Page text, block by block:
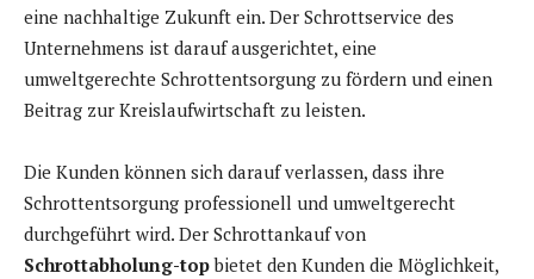
eine nachhaltige Zukunft ein. Der Schrottservice des
Unternehmens ist darauf ausgerichtet, eine
umweltgerechte Schrottentsorgung zu fördern und einen
Beitrag zur Kreislaufwirtschaft zu leisten.
Die Kunden können sich darauf verlassen, dass ihre
Schrottentsorgung professionell und umweltgerecht
durchgeführt wird. Der Schrottankauf von
Schrottabholung-topbietet den Kunden die Möglichkeit,